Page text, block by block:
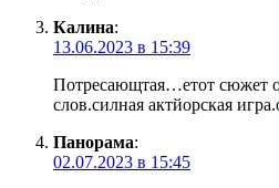
Калина:
13.06.2023 в 15:39
Потресающтая…етот сюжет
слов.силная актйорская
Панорама:
02.07.2023 в 15:45